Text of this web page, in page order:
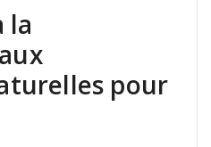
la
pour